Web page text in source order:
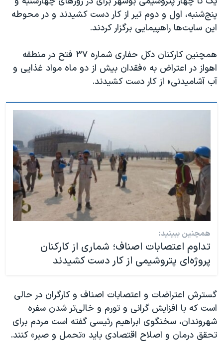
پنج‌شنبه، اول و دوم تیر از کار دست کشیدند و در محوطه
این سایت‌ها راهپیمایی برگزار کردند.
همچنین کارکنان دکل حفاری شماره ۳۷ فتح در منطقه
اهواز در اعتراض به «فقدان بیش از دو ماه مواد غذایی و
آب آشامیدنی» از کار دست کشیدند.
همچنین ببینید:
تداوم اعتصابات اصناف؛ شماری از کارکنان
پروژه‌ای پتروشیمی از کار دست کشیدند
گسترش اعتراضات و اعتصابات اصناف و کارگران در حالی
است که با افزایش گرانی و تورم و خالی‌تر شدن سفره
شهروندان، سخنگوی ابراهیم رئیسی گفته است مردم برای
تحقق درمان و اصلاح اقتصادی باید «تحمل و صبر» کنند.